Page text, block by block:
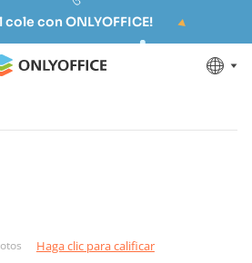
cole con ONLYOFFICE!
Haga clic para calificar